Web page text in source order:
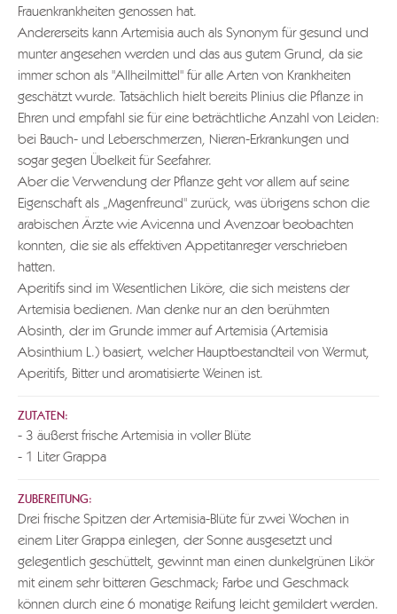
Frauenkrankheiten genossen hat.
Andererseits kann Artemisia auch als Synonym für gesund und
munter angesehen werden und das aus gutem Grund, da sie
immer schon als "Allheilmittel" für alle Arten von Krankheiten
geschätzt wurde. Tatsächlich hielt bereits Plinius die Pflanze in
Ehren und empfahl sie für eine beträchtliche Anzahl von Leiden:
bei Bauch- und Leberschmerzen, Nieren-Erkrankungen und
sogar gegen Übelkeit für Seefahrer.
Aber die Verwendung der Pflanze geht vor allem auf seine
Eigenschaft als „Magenfreund" zurück, was übrigens schon die
arabischen Ärzte wie Avicenna und Avenzoar beobachten
konnten, die sie als effektiven Appetitanreger verschrieben
hatten.
Aperitifs sind im Wesentlichen Liköre, die sich meistens der
Artemisia bedienen. Man denke nur an den berühmten
Absinth, der im Grunde immer auf Artemisia (Artemisia
Absinthium L.) basiert, welcher Hauptbestandteil von Wermut,
Aperitifs, Bitter und aromatisierte Weinen ist.
ZUTATEN:
- 3 äußerst frische Artemisia in voller Blüte
- 1 Liter Grappa
ZUBEREITUNG:
Drei frische Spitzen der Artemisia-Blüte für zwei Wochen in
einem Liter Grappa einlegen, der Sonne ausgesetzt und
gelegentlich geschüttelt, gewinnt man einen dunkelgrünen Likör
mit einem sehr bitteren Geschmack; Farbe und Geschmack
können durch eine 6 monatige Reifung leicht gemildert werden.